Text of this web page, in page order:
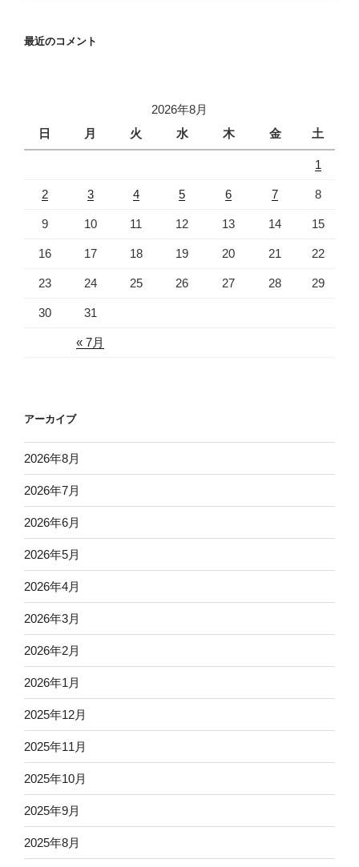
最近のコメント
2026年8月
日
月 火 水 木 金 土
« 7月
1
2 3 4 5 6 7 8
9 10 11 12 13 14 15
16 17 18 19 20 21 22
23 24 25 26 27 28 29
30 31
アーカイブ
2026年8月
2026年7月
2026年6月
2026年5月
2026年4月
2026年3月
2026年2月
2026年1月
2025年12月
2025年11月
2025年10月
2025年9月
2025年8月